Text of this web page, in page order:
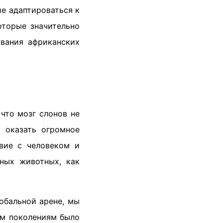
адаптироваться к
значительно
африканских
мозг слонов не
огромное
с человеком и
животных, как
арене, мы
поколениям было